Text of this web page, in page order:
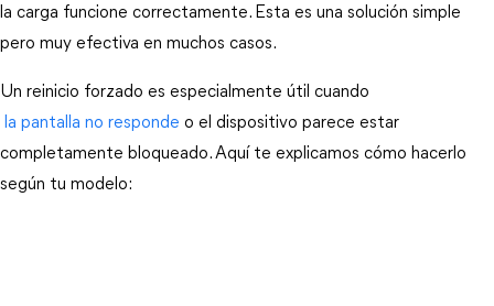
la carga funcione correctamente. Esta es una solución simple
pero muy efectiva en muchos casos.
Un reinicio forzado es especialmente útil cuando
la pantalla no responde o el dispositivo parece estar
completamente bloqueado. Aquí te explicamos cómo hacerlo
según tu modelo: